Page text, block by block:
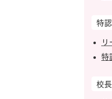
特
リ
特
校